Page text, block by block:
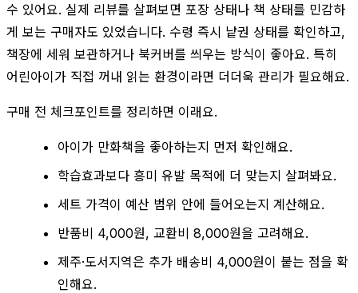
수 있어요. 실제 리뷰를 살펴보면 포장 상태나 책 상태를 민감하
게 보는 구매자도 있었습니다. 수령 즉시 낱권 상태를 확인하고,
책장에 세워 보관하거나 북커버를 씌우는 방식이 좋아요. 특히
어린아이가 직접 꺼내 읽는 환경이라면 더더욱 관리가 필요해요.
구매 전 체크포인트를 정리하면 이래요.
아이가 만화책을 좋아하는지 먼저 확인해요.
학습효과보다 흥미 유발 목적에 더 맞는지 살펴봐요.
세트 가격이 예산 범위 안에 들어오는지 계산해요.
반품비 4,000원, 교환비 8,000원을 고려해요.
제주·도서지역은 추가 배송비 4,000원이 붙는 점을 확
인해요.